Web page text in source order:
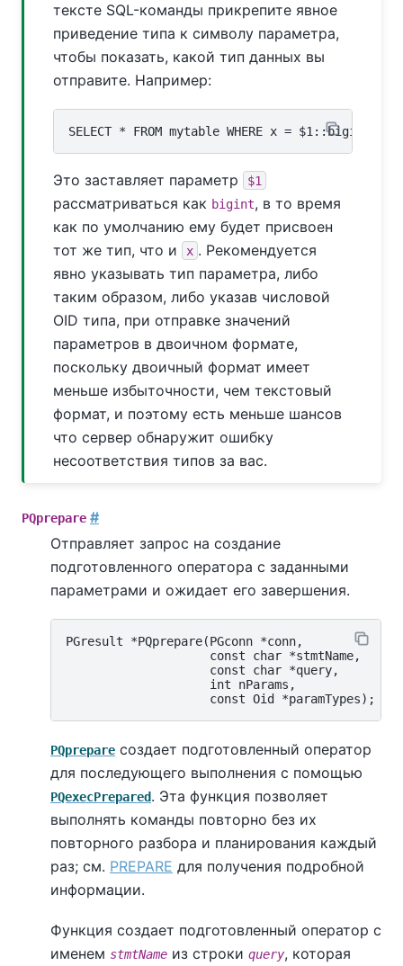
тексте SQL-команды прикрепите явное
приведение типа к символу параметра,
чтобы показать, какой тип данных вы
отправите. Например:
Это заставляет параметр $1
рассматриваться как bigint, в то время
как по умолчанию ему будет присвоен
тот же тип, что и
x . Рекомендуется
явно указывать тип параметра, либо
таким образом, либо указав числовой
OID типа, при отправке значений
параметров в двоичном формате,
поскольку двоичный формат имеет
меньше избыточности, чем текстовый
формат, и поэтому есть меньше шансов
что сервер обнаружит ошибку
несоответствия типов за вас.
PQprepare #
Отправляет запрос на создание
подготовленного оператора с заданными
параметрами и ожидает его завершения.
PGresult *PQprepare(PGconn *conn,
                    const char *stmtName,
                    const char *query,
                    int nParams,
PQprepare создает подготовленный оператор
для последующего выполнения с помощью
PQexecPrepared. Эта функция позволяет
выполнять команды повторно без их
повторного разбора и планирования каждый
раз; см. PREPARE для получения подробной
информации.
Функция создает подготовленный оператор с
именем stmtName из строки query, которая